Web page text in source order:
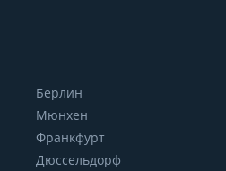
Берлин
Мюнхен
Франкфурт
Дюссельдорф